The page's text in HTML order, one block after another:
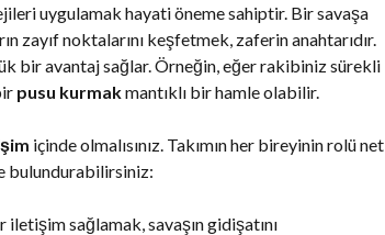
uygulamak hayati öneme sahiptir. Bir savaşa
zayıf noktalarını keşfetmek, zaferin anahtarıdır.
bir avantaj sağlar. Örneğin, eğer rakibiniz sürekli
pusu kurmakmantıklı bir hamle olabilir.
içinde olmalısınız. Takımın her bireyinin rolü net
bulundurabilirsiniz:
sağlamak, savaşın gidişatını